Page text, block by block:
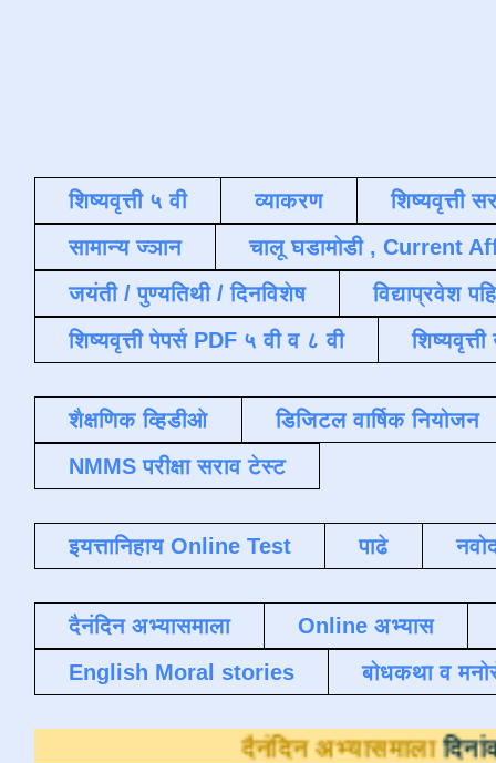
शिष्यवृत्ती ५ वी व्याकरण
शिष्यवृत्ती
सामान्य ज्ञान
चालू घडामोडी , Current
जयंती / पुण्यतिथी / दिनविशेष
विद्याप्रवेश
शिष्यवृत्ती पेपर्स PDF ५ वी व ८ वी
शैक्षणिक व्हिडीओ
डिजिटल वार्षिक नियोजन
NMMS परीक्षा सराव टेस्ट
इयत्तानिहाय Online Test पाढे
दैनंदिन अभ्यासमाला
Online अभ्यास
English Moral stories
बोधकथा व
दैनंदिन